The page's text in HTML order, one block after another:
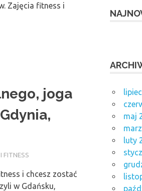
Zajęcia fitness i
joga
FITNESS
i chcesz zostać
w Gdańsku,
maj
luty